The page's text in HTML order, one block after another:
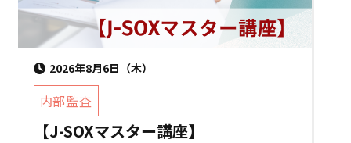
2026年8月6日（木）
内部監査
【J-SOXマスター講座】